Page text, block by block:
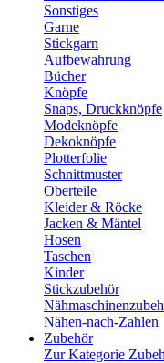
Sonstiges
Garne
Stickgarn
Aufbewahrung
Bücher
Knöpfe
Snaps, Druckknöpfe
Modeknöpfe
Dekoknöpfe
Plotterfolie
Schnittmuster
Oberteile
Kleider & Röcke
Jacken & Mäntel
Hosen
Taschen
Kinder
Stickzubehör
Nähen-nach-Zahlen
Zubehör
Zur Kategorie